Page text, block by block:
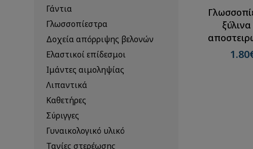
Γάντια
Γλωσσοπίεστρα
Δοχεία απόρριψης βελονών
Ελαστικοί επίδεσμοι
Ιμάντες αιμοληψίας
Λιπαντικά
Καθετήρες
Σύριγγες
Γυναικολογικό υλικό
Τανίες στερέωσης